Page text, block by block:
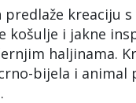
predlaže kreaciju
košulje i jakne
haljinama.
bijela i animal